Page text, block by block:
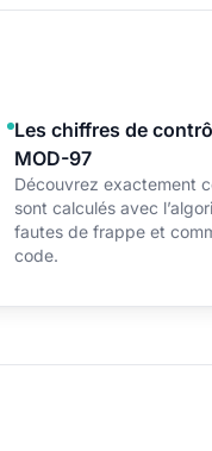
Les chiffres de
MOD-97
Découvrez exactement
sont calculés avec
fautes de frappe et
code.